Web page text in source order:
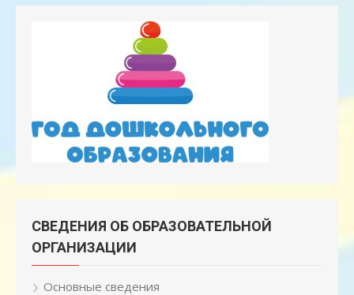
СВЕДЕНИЯ ОБ ОБРАЗОВАТЕЛЬНОЙ
ОРГАНИЗАЦИИ
Основные сведения